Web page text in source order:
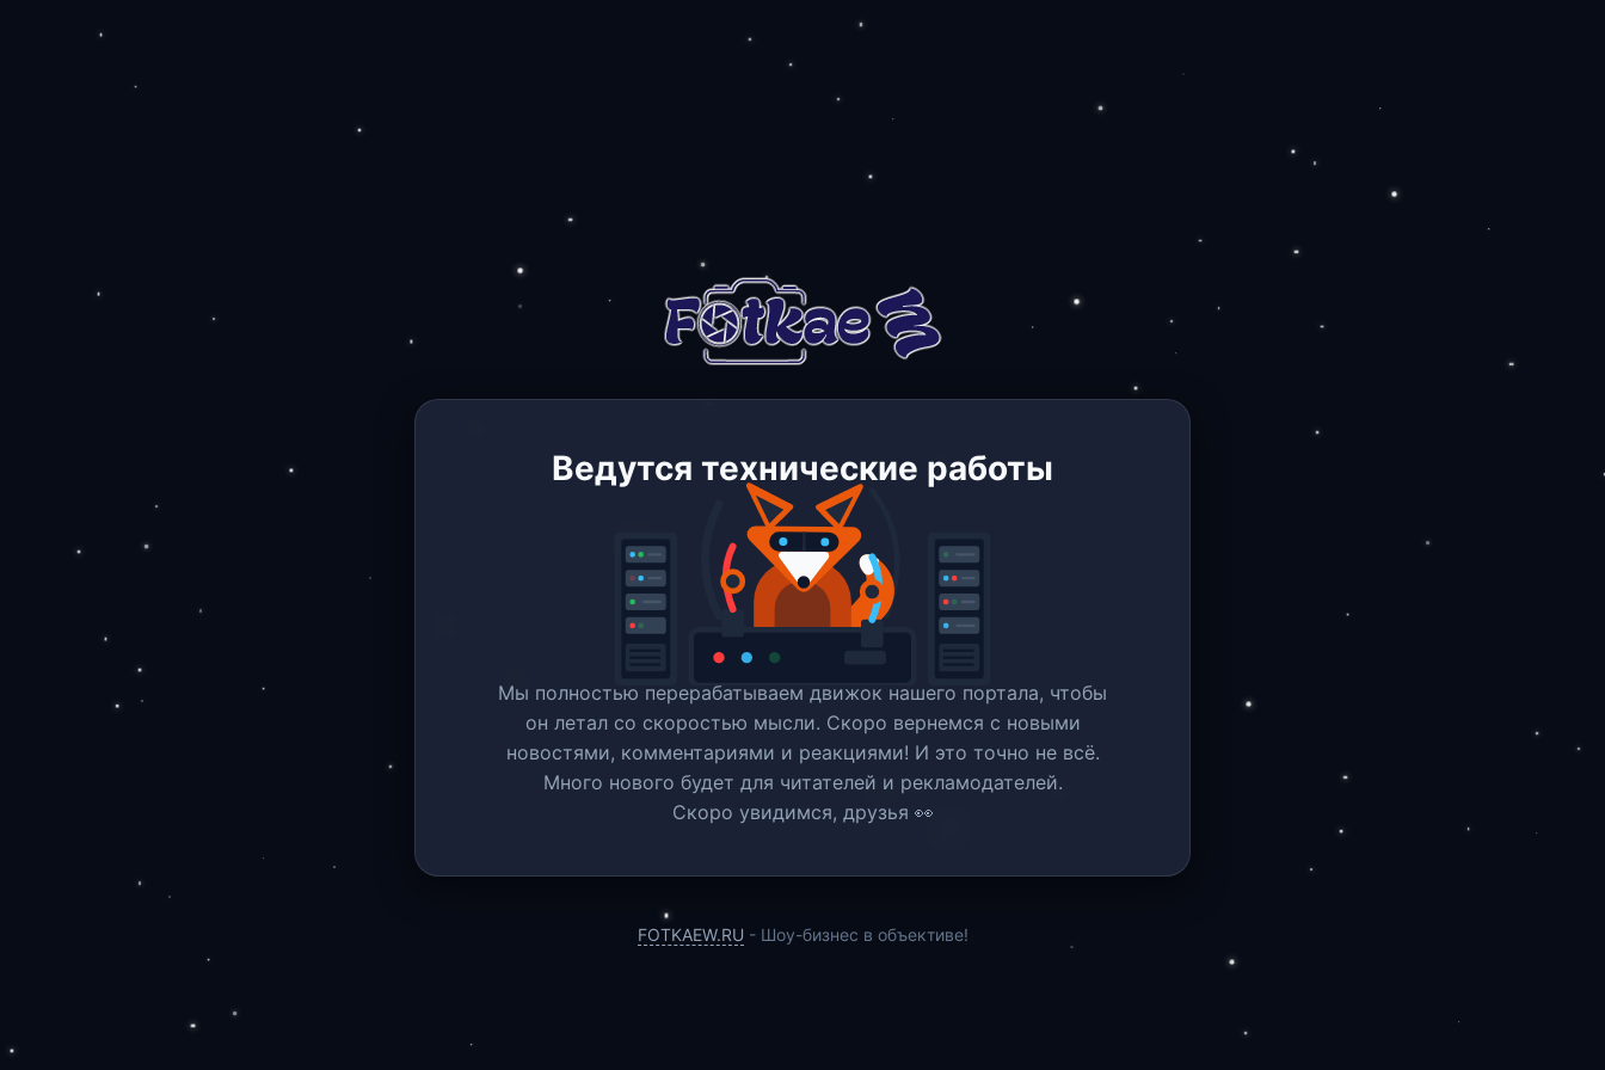
Ведутся технические работы
Мы полностью перерабатываем движок нашего портала, чтобы
он летал со скоростью мысли. Скоро вернемся c новыми
новостями, комментариями и реакциями! И это точно не всё.
Много нового будет для читателей и рекламодателей.
Скоро увидимся, друзья 👀
FOTKAEW.RU - Шоу-бизнес в объективе!